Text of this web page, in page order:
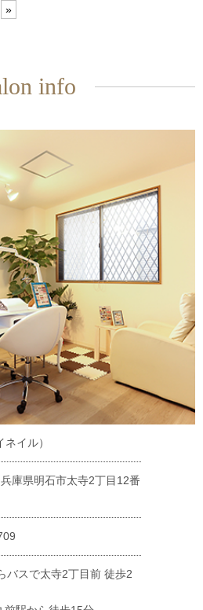
»
info
イル）
庫県明石市太寺2丁目12番
バスで太寺2丁目前 徒歩2